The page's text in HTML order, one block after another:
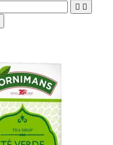
 